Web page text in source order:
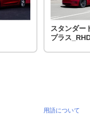
スタンダー
プラス
用語について